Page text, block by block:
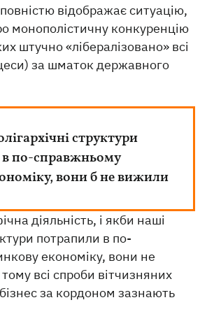
відображає ситуацію,
монополістичну конкуренцію
штучно «лібералізовано» всі
за шматок державного
структури
по-справжньому
вони б не вижили
діяльність, і якби наші
потрапили в по-
економіку, вони не
всі спроби вітчизняних
бізнес за кордоном зазнають